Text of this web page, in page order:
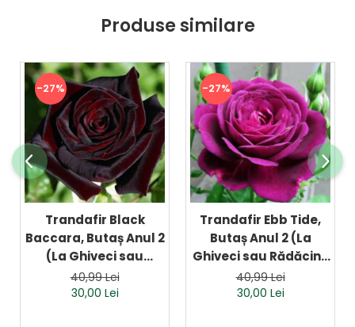
Produse similare
-27%
Trandafir Black
Baccara, Butaș Anul 2
(La Ghiveci sau
Rădăcină Liberă)
40,99 Lei
30,00 Lei
-27%
Trandafir Ebb Tide,
Butaș Anul 2 (La
Ghiveci sau Rădăcină
Liberă)
40,99 Lei
30,00 Lei